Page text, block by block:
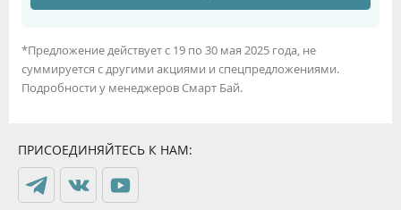
*Предложение действует с 19 по 30 мая 2025 года, не
суммируется с другими акциями и спецпредложениями.
Подробности у менеджеров Смарт Бай.
ПРИСОЕДИНЯЙТЕСЬ К НАМ: